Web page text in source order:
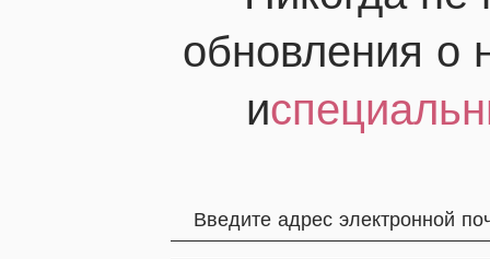
обновления о
и